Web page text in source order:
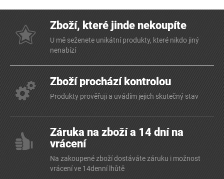
Zboží, které jinde nekoupíte
U mě seženete unikátní produkty, které nikdo jiný
nenabízí
Zboží prochází kontrolou
Produkty prověřuji a uvádím jejich skutečný stav
Záruka na zboží a 14 dní na
vrácení
Na zakoupené zboží dostáváte záruku i možnost
vrácení ve 14denní lhůtě